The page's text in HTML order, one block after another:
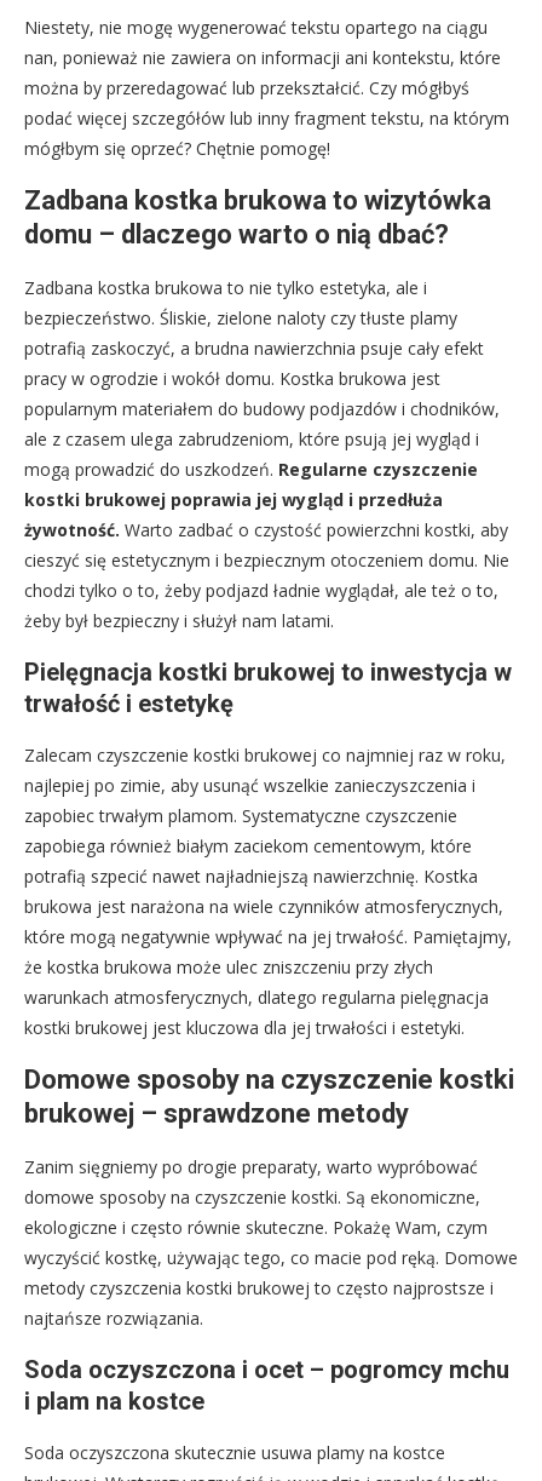
Niestety, nie mogę wygenerować tekstu opartego na ciągu
nan, ponieważ nie zawiera on informacji ani kontekstu, które
można by przeredagować lub przekształcić. Czy mógłbyś
podać więcej szczegółów lub inny fragment tekstu, na którym
mógłbym się oprzeć? Chętnie pomogę!
Zadbana kostka brukowa to wizytówka
domu – dlaczego warto o nią dbać?
Zadbana kostka brukowa to nie tylko estetyka, ale i
bezpieczeństwo. Śliskie, zielone naloty czy tłuste plamy
potrafią zaskoczyć, a brudna nawierzchnia psuje cały efekt
pracy w ogrodzie i wokół domu. Kostka brukowa jest
popularnym materiałem do budowy podjazdów i chodników,
ale z czasem ulega zabrudzeniom, które psują jej wygląd i
mogą prowadzić do uszkodzeń. Regularne czyszczenie
kostki brukowej poprawia jej wygląd i przedłuża
żywotność. Warto zadbać o czystość powierzchni kostki, aby
cieszyć się estetycznym i bezpiecznym otoczeniem domu. Nie
chodzi tylko o to, żeby podjazd ładnie wyglądał, ale też o to,
żeby był bezpieczny i służył nam latami.
Pielęgnacja kostki brukowej to inwestycja w
trwałość i estetykę
Zalecam czyszczenie kostki brukowej co najmniej raz w roku,
najlepiej po zimie, aby usunąć wszelkie zanieczyszczenia i
zapobiec trwałym plamom. Systematyczne czyszczenie
zapobiega również białym zaciekom cementowym, które
potrafią szpecić nawet najładniejszą nawierzchnię. Kostka
brukowa jest narażona na wiele czynników atmosferycznych,
które mogą negatywnie wpływać na jej trwałość. Pamiętajmy,
że kostka brukowa może ulec zniszczeniu przy złych
warunkach atmosferycznych, dlatego regularna pielęgnacja
kostki brukowej jest kluczowa dla jej trwałości i estetyki.
Domowe sposoby na czyszczenie kostki
brukowej – sprawdzone metody
Zanim sięgniemy po drogie preparaty, warto wypróbować
domowe sposoby na czyszczenie kostki. Są ekonomiczne,
ekologiczne i często równie skuteczne. Pokażę Wam, czym
wyczyścić kostkę, używając tego, co macie pod ręką. Domowe
metody czyszczenia kostki brukowej to często najprostsze i
najtańsze rozwiązania.
Soda oczyszczona i ocet – pogromcy mchu
i plam na kostce
Soda oczyszczona skutecznie usuwa plamy na kostce